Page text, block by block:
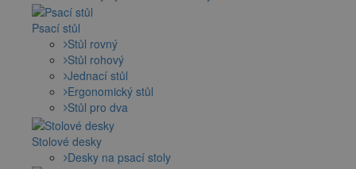
Psací stůl
Stůl rovný
Stůl rohový
Jednací stůl
Ergonomický stůl
Stůl pro dva
Stolové desky
Desky na psací stoly